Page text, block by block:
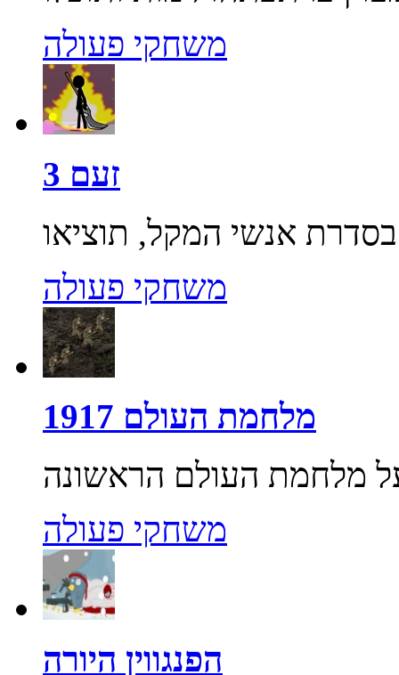
משחקי פעולה
זעם 3
משחקי פעולה
מלחמת העולם 1917
משחקי פעולה
הפנגווין היורה